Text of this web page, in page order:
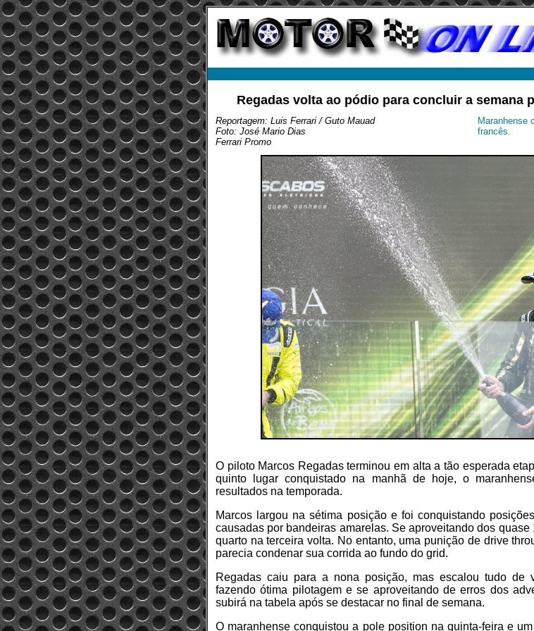
Regadas volta ao pódio para concluir a semana
Reportagem: Luis Ferrari / Guto Mauad
Foto: José Mario Dias
Ferrari Promo
Maranhense
francês.
O piloto Marcos Regadas terminou em alta a tão esperada
quinto lugar conquistado na manhã de hoje, o
resultados na temporada.
Marcos largou na sétima posição e foi conquistando
causadas por bandeiras amarelas. Se aproveitando dos
quarto na terceira volta. No entanto, uma punição de drive
parecia condenar sua corrida ao fundo do grid.
Regadas caiu para a nona posição, mas escalou tudo de
fazendo ótima pilotagem e se aproveitando de erros dos
subirá na tabela após se destacar no final de semana.
O maranhense conquistou a pole position na quinta-feira e